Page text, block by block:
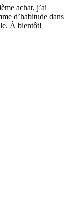
achat, j’ai
d’habitude dans
À bientôt!